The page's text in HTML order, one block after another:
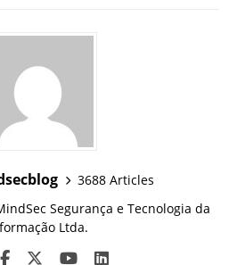
3688 Articles
Segurança e Tecnologia da
Ltda.